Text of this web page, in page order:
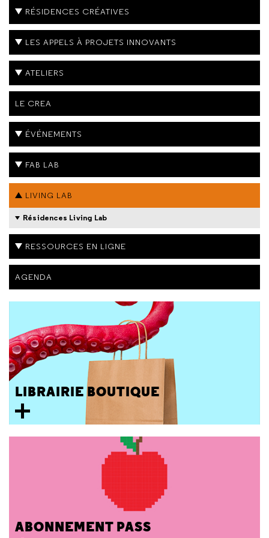
RÉSIDENCES CRÉATIVES
LES APPELS À PROJETS INNOVANTS
ATELIERS
LE CREA
ÉVÉNEMENTS
FAB LAB
LIVING LAB
Résidences Living Lab
RESSOURCES EN LIGNE
AGENDA
LIBRAIRIE BOUTIQUE
ABONNEMENT PASS